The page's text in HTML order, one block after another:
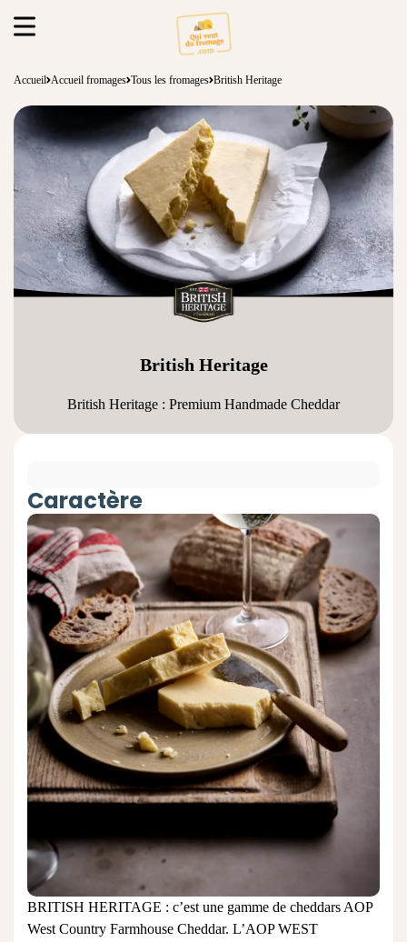
Accueil Accueil fromages Tous les fromages British Heritage
British Heritage
British Heritage : Premium Handmade Cheddar
Caractère
BRITISH HERITAGE : c’est une gamme de cheddars AOP
West Country Farmhouse Cheddar. L’AOP WEST